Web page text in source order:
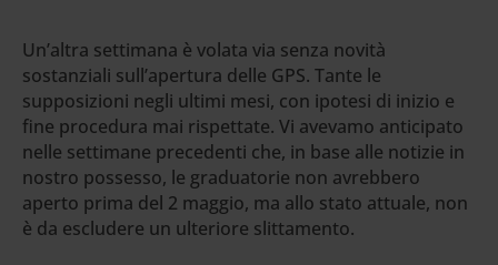
Un’altra settimana è volata via senza novità
sostanziali sull’apertura delle GPS. Tante le
supposizioni negli ultimi mesi, con ipotesi di inizio e
fine procedura mai rispettate. Vi avevamo anticipato
nelle settimane precedenti che, in base alle notizie in
nostro possesso, le graduatorie non avrebbero
aperto prima del 2 maggio, ma allo stato attuale, non
è da escludere un ulteriore slittamento.